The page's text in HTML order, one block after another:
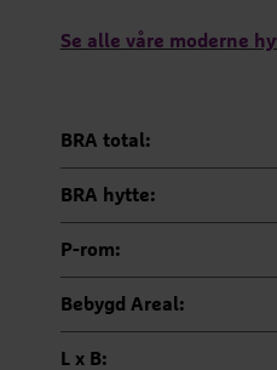
Se alle våre moderne
BRA total:
BRA hytte:
P-rom:
Bebygd Areal:
L x B: